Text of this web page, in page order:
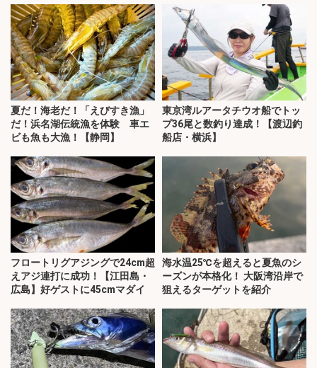
夏だ！海老だ！「えびすき漁」
だ！浜名湖伝統漁を体験 車エ
ビも魚も大漁！【静岡】
東京湾ルアータチウオ船でトッ
プ36尾と数釣り達成！【渡辺釣
船店・横浜】
フロートリグアジングで24cm超
えアジ連打に成功！【江田島・
広島】好ゲストに45cmマダイ
海水温25℃を超えると夏魚のシ
ーズンが本格化！ 大阪湾沿岸で
狙えるターゲットを紹介